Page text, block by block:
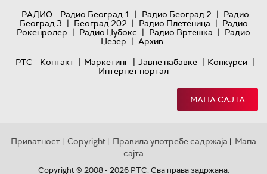
РАДИО
Радио Београд 1 | Радио Београд 2 | Радио
Београд 3 | Београд 202 | Радио Плетеница | Радио
Рокенролер | Радио Џубокс | Радио Вртешка | Радио
Џезер | Архив
РТС
Контакт | Маркетинг | Јавне набавке | Конкурси |
Интернет портал
МАПА САЈТА
Приватност | Copyright | Правила употребе садржаја | Мапа
сајта
Copyright © 2008 - 2026 РТС. Сва права задржана.